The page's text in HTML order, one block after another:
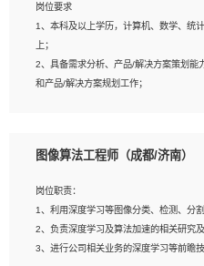
岗位要求：
1、全日制统招本科及以上学历，计算机
2、具有扎实的java编程功底和良好的编
发经验和性能调优经验尤佳；熟悉JVM
平台、云产品功能特性，熟练使用相关平
研发管理流程建设经验；
种常用框架和技术Springboot、Shiro、
常用脚本语言，较丰富的线上系统运维经
岗位要求
1、本科及以上学历，计算机、数学、统
上；
2、具备需求分析、产品/解决方案策划能
和产品/解决方案规划工作；
相关的解决方案，包括视频分析、图像识
AI算法框架，对人脸识别、目标检测、图
解。具有AI平台级产品/解决方案从业经
6、具备良好的客户意识与沟通能力，善
执行力与抗压力强。
图像算法工程师（成都/济南）
岗位职责：
1、利用深度学习等图像分类、检测、分
2、负责深度学习及算法加速的相关研究及
3、进行公司相关业务的深度学习等前瞻技